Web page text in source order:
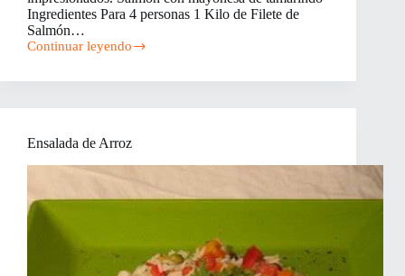
Ingredientes Para 4 personas 1 Kilo de Filete de
Salmón…
Continuar leyendo
Filete
Salmón
Tamarindo
Ensalada de Arroz